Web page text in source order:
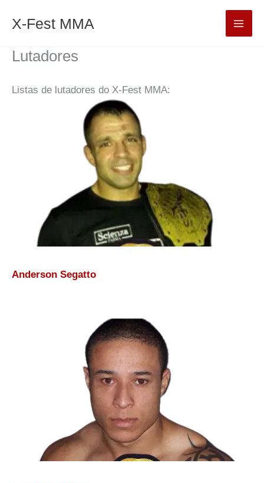
para
conteúdo
X-Fest MMA
Lutadores
Listas de lutadores do X-Fest MMA:
Anderson Segatto